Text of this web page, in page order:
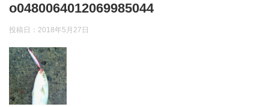
o0480064012069985044
投稿日： 2018年5月27日